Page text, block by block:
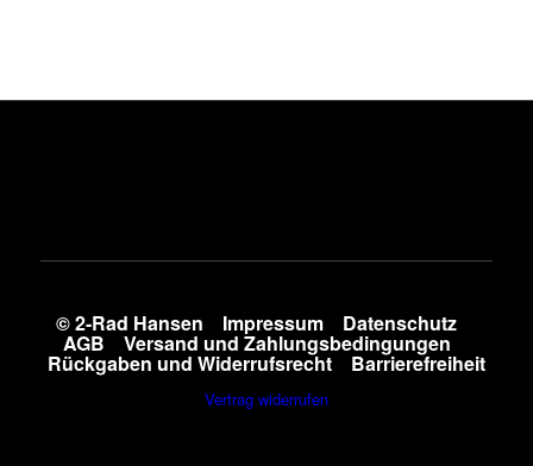
© 2-Rad Hansen Impressum Datenschutz
AGB Versand und Zahlungsbedingungen
Rückgaben und Widerrufsrecht Barrierefreiheit
Vertrag widerrufen